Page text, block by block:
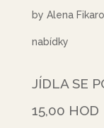
by Alena
nabídky
JÍDLA SE
15,00